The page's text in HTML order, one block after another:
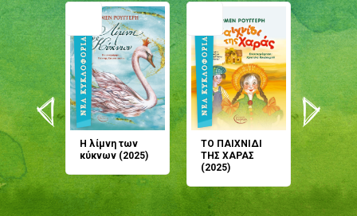
Η λίμνη των
κύκνων (2025)
ΤΟ ΠΑΙΧΝΙΔΙ
ΤΗΣ ΧΑΡΑΣ
(2025)
μου;
(2024)